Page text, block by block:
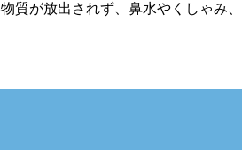
質が放出されず、鼻水やくしゃみ